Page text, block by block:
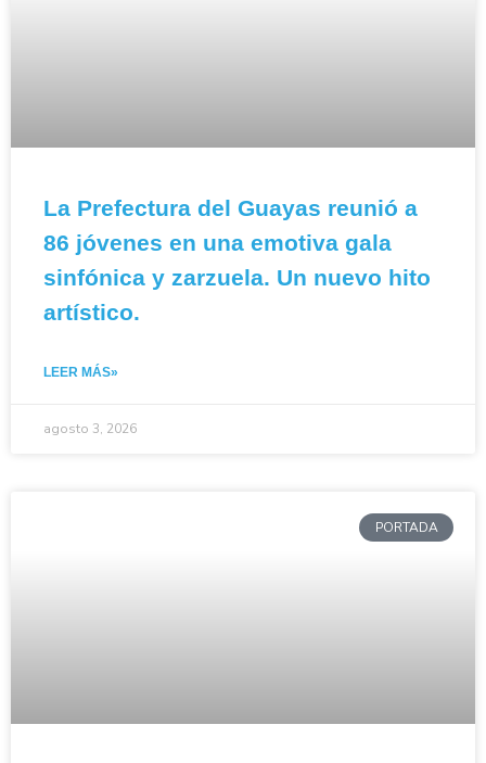
La Prefectura del Guayas reunió a
86 jóvenes en una emotiva gala
sinfónica y zarzuela. Un nuevo hito
artístico.
LEER MÁS»
agosto 3, 2026
PORTADA